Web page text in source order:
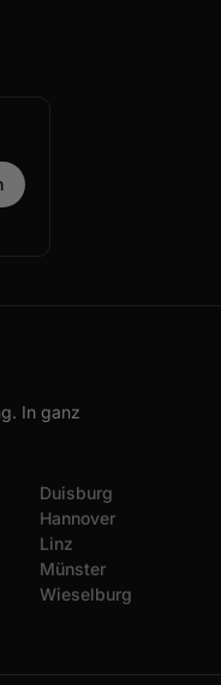
In ganz
Duisburg
Hannover
Linz
Münster
Wieselburg